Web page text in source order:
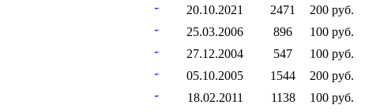
20.10.2021 2471
200 руб.
25.03.2006 896
100 руб.
27.12.2004 547
100 руб.
05.10.2005 1544
200 руб.
18.02.2011 1138
100 руб.